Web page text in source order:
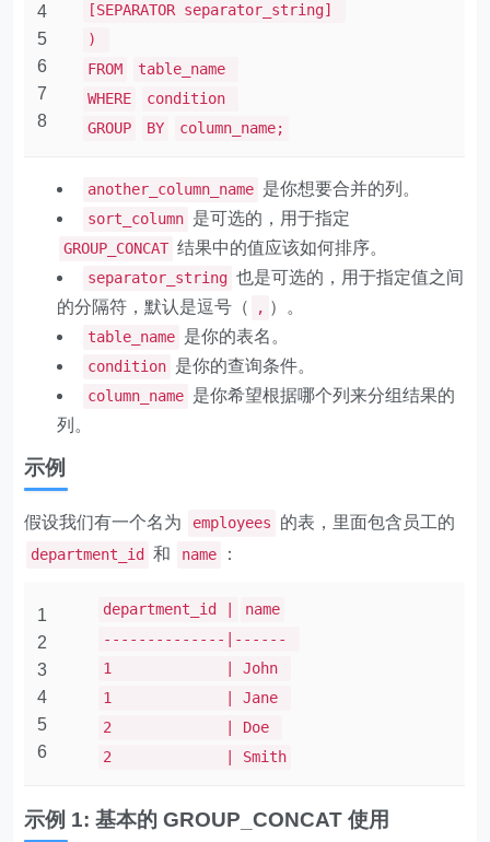
4
5
6
7
8
[SEPARATOR separator_string]
)
FROM
table_name
WHERE
condition
GROUP
BY column_name;
another_column_name 是你想要合并的列。
sort_column 是可选的，用于指定
GROUP_CONCAT 结果中的值应该如何排序。
separator_string 也是可选的，用于指定值之间
的分隔符，默认是逗号（
, ）。
table_name 是你的表名。
condition 是你的查询条件。
column_name 是你希望根据哪个列来分组结果的
列。
示例
假设我们有一个名为 employees 的表，里面包含员工的
department_id 和 name ：
1
2
3
4
5
6
department_id |
name
--------------|------
1 | John
1 | Jane
2 | Doe
2 | Smith
示例 1: 基本的 GROUP_CONCAT 使用